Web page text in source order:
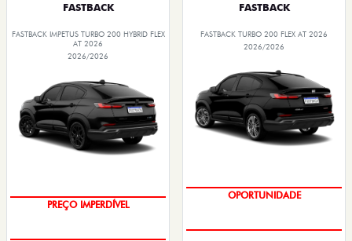
FASTBACK
FASTBACK IMPETUS TURBO 200 HYBRID FLEX
AT 2026
2026/2026
PREÇO IMPERDÍVEL
FASTBACK
FASTBACK TURBO 200 FLEX AT 2026
2026/2026
OPORTUNIDADE